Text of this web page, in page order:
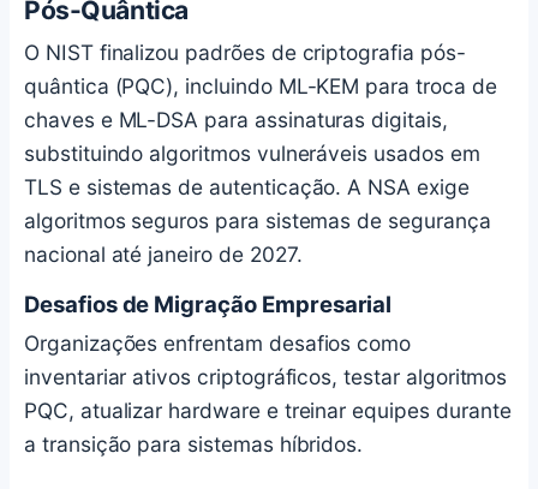
Pós-Quântica
O NIST finalizou padrões de criptografia pós-
quântica (PQC), incluindo ML-KEM para troca de
chaves e ML-DSA para assinaturas digitais,
substituindo algoritmos vulneráveis usados em
TLS e sistemas de autenticação. A NSA exige
algoritmos seguros para sistemas de segurança
nacional até janeiro de 2027.
Desafios de Migração Empresarial
Organizações enfrentam desafios como
inventariar ativos criptográficos, testar algoritmos
PQC, atualizar hardware e treinar equipes durante
a transição para sistemas híbridos.